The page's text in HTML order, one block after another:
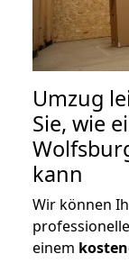
Umzug
Sie, wie
kann
Wir können
einem